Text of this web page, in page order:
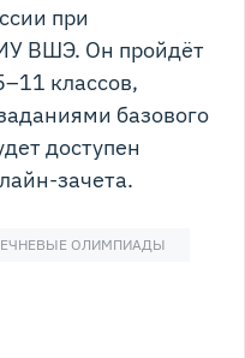
при
ВШЭ. Он пройдёт
классов,
базового
доступен
зачета.
ОЛИМПИАДЫ